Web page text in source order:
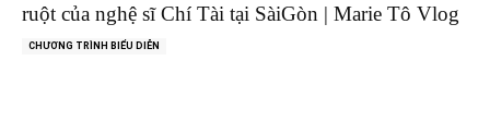
ruột của nghệ sĩ Chí Tài tại SàiGòn | Marie Tô Vlog
CHƯƠNG TRÌNH BIỂU DIỄN